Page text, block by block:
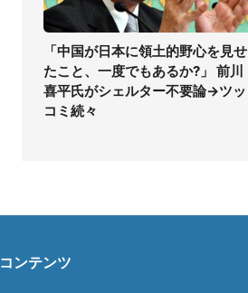
「中国が日本に領土的野心を見せ
たこと、一度でもあるか?」 前川
喜平氏がシェルター不要論→ツッ
コミ続々
コンテンツ